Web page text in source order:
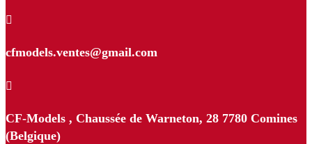

cfmodels.ventes@gmail.com

CF-Models , Chaussée de Warneton, 28 7780 Comines
(Belgique)